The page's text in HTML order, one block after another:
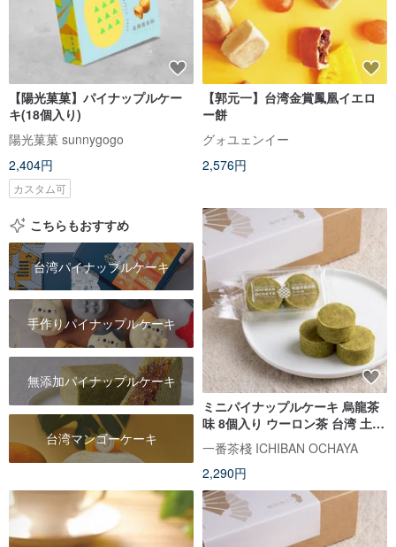
【陽光菓菓】パイナップルケー
キ(18個入り)
陽光菓菓 sunnygogo
2,404円
カスタム可
【郭元一】台湾金賞鳳凰イエロ
ー餅
グォユェンイー
2,576円
こちらもおすすめ
台湾パイナップルケーキ
手作りパイナップルケーキ
無添加パイナップルケーキ
台湾マンゴーケーキ
ミニパイナップルケーキ 烏龍茶
味 8個入り ウーロン茶 台湾 土鳳
梨 クッキー 無添加 定番 台湾土
産 手土産 焼き菓子 中華菓子
【一番茶棧】
一番茶棧 ICHIBAN OCHAYA
2,290円